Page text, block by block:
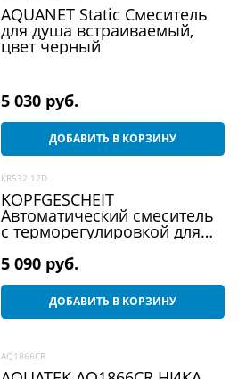
AQUANET Static Смеситель
для душа встраиваемый,
цвет черный
5 030 руб.
ДОБАВИТЬ В КОРЗИНУ
KR532 12D
KOPFGESCHEIT
Автоматический смеситель
с терморегулировкой для
5 090 руб.
ДОБАВИТЬ В КОРЗИНУ
AQ1866CR